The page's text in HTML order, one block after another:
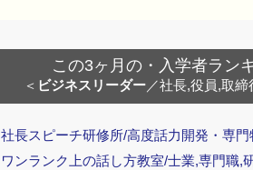
この3ヶ月の・入学者ラン
＜ ビジネスリーダー／社長,役員,取締
社長スピーチ研修所/高度話力開発・専
ワンランク上の話し方教室/士業,専門職,